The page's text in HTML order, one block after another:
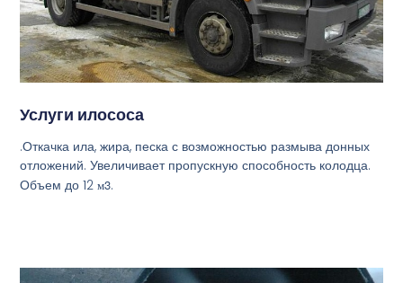
Услуги илососа
.Откачка ила, жира, песка с возможностью размыва донных
отложений. Увеличивает пропускную способность колодца.
Объем до 12м3.